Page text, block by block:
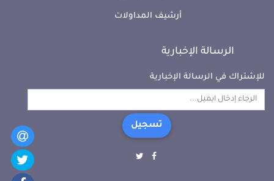
أرشيف المداولات
الرسالة الإخبارية
للإشتراك في الرسالة الإخبارية
تسجيل